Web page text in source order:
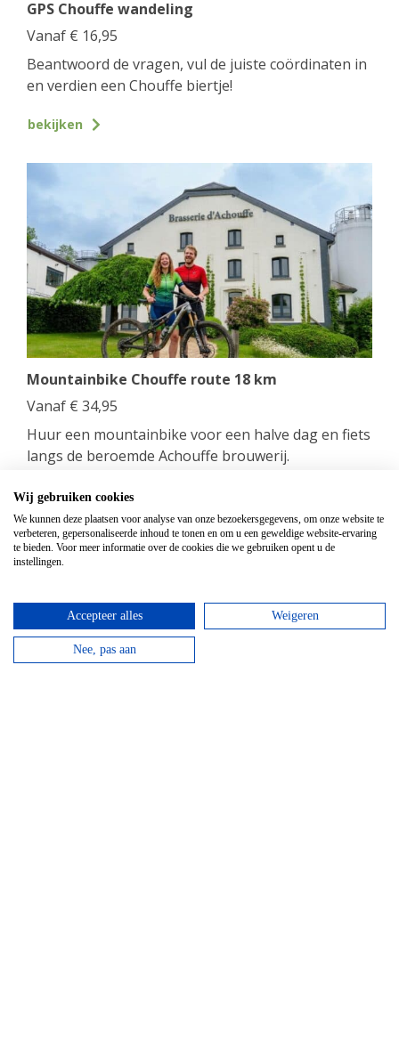
GPS Chouffe wandeling
Vanaf € 16,95
Beantwoord de vragen, vul de juiste coördinaten in
en verdien een Chouffe biertje!
bekijken
Mountainbike Chouffe route 18 km
Vanaf € 34,95
Huur een mountainbike voor een halve dag en fiets
langs de beroemde Achouffe brouwerij.
bekijken
Top hotels
Wij gebruiken cookies
We kunnen deze plaatsen voor analyse van onze bezoekersgegevens, om onze website te
verbeteren, gepersonaliseerde inhoud te tonen en om u een geweldige website-ervaring
te bieden. Voor meer informatie over de cookies die we gebruiken opent u de
instellingen.
Accepteer alles Weigeren
Nee, pas aan